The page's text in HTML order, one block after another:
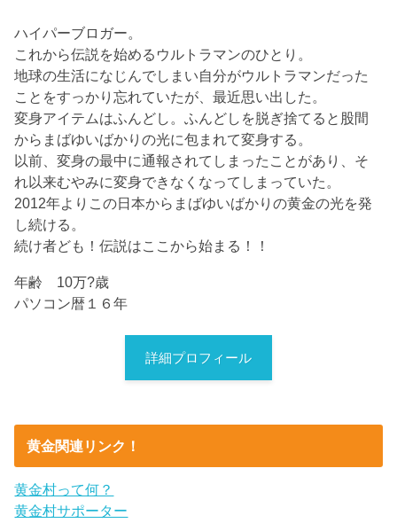
ハイパーブロガー。
これから伝説を始めるウルトラマンのひとり。
地球の生活になじんでしまい自分がウルトラマンだった
ことをすっかり忘れていたが、最近思い出した。
変身アイテムはふんどし。ふんどしを脱ぎ捨てると股間
からまばゆいばかりの光に包まれて変身する。
以前、変身の最中に通報されてしまったことがあり、そ
れ以来むやみに変身できなくなってしまっていた。
2012年よりこの日本からまばゆいばかりの黄金の光を発
し続ける。
続け者ども！伝説はここから始まる！！
年齢 10万?歳
パソコン暦１６年
詳細プロフィール
黄金関連リンク！
黄金村って何？
黄金村サポーター